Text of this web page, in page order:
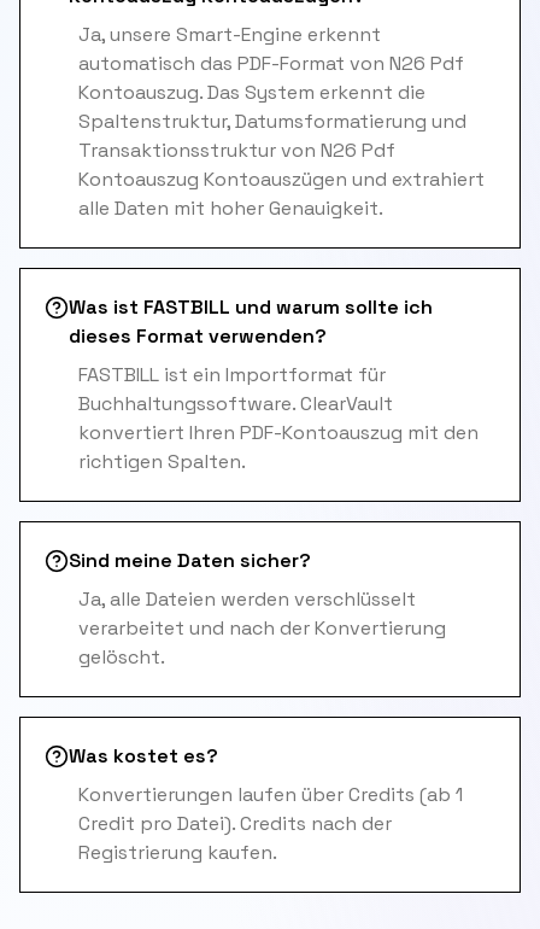
Ja, unsere Smart-Engine erkennt
automatisch das PDF-Format von N26 Pdf
Kontoauszug. Das System erkennt die
Spaltenstruktur, Datumsformatierung und
Transaktionsstruktur von N26 Pdf
Kontoauszug Kontoauszügen und extrahiert
alle Daten mit hoher Genauigkeit.
Was ist FASTBILL und warum sollte ich
dieses Format verwenden?
FASTBILL ist ein Importformat für
Buchhaltungssoftware. ClearVault
konvertiert Ihren PDF-Kontoauszug mit den
richtigen Spalten.
Sind meine Daten sicher?
Ja, alle Dateien werden verschlüsselt
verarbeitet und nach der Konvertierung
gelöscht.
Was kostet es?
Konvertierungen laufen über Credits (ab 1
Credit pro Datei). Credits nach der
Registrierung kaufen.